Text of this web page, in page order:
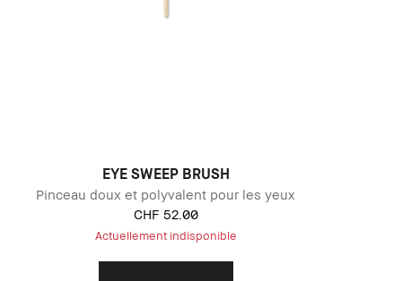
EYE SWEEP BRUSH
Pinceau doux et polyvalent pour les yeux
CHF 52.00
Actuellement indisponible